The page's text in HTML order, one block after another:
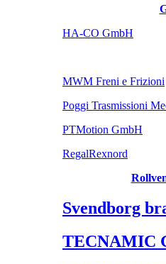
HA-CO GmbH
MWM Freni e Frizioni
Poggi Trasmissioni
PTMotion GmbH
RegalRexnord
Svendborg
TECNAMIC